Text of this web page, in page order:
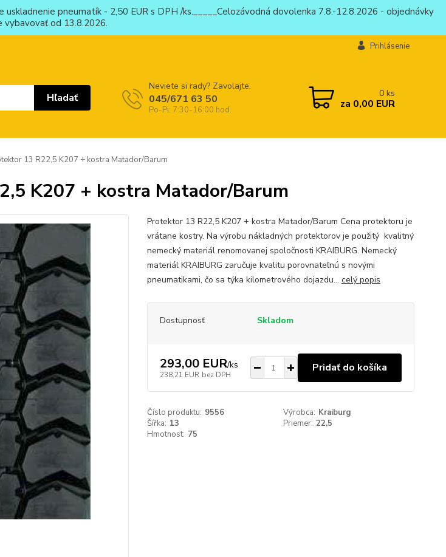
pneumatík - 2,50 EUR s DPH /ks._____Celozávodná dovolenka 7.8.-12.8.2026 - objednávky
vybavovať od 13.8.2026.
Prihlásenie
Hľadať
Neviete si rady? Zavolajte.
045/671 63 50
Po-Pi: 7:30-16:00 hod.
0 ks
za 0,00 EUR
13 R22,5 K207 + kostra Matador/Barum
K207 + kostra Matador/Barum
Protektor 13 R22,5 K207 + kostra Matador/Barum Cena protektoru je
vrátane kostry. Na výrobu nákladných protektorov je použitý kvalitný
nemecký materiál renomovanej spoločnosti KRAIBURG. Nemecký
materiál KRAIBURG zaručuje kvalitu porovnateľnú s novými
pneumatikami, čo sa týka kilometrového dojazdu... celý popis
Dostupnosť Skladom
293,00 EUR/ks
238,21 EUR bez DPH
Pridať do košíka
Číslo produktu: 9556 Výrobca: Kraiburg
Šířka: 13 Priemer: 22,5
Hmotnost: 75